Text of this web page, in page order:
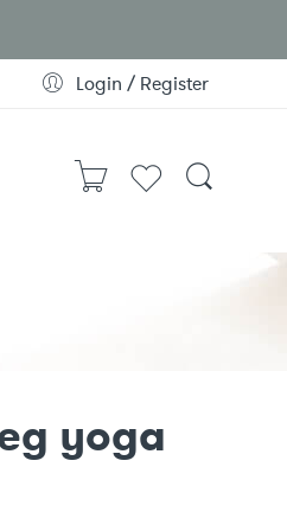
Login / Register
yoga